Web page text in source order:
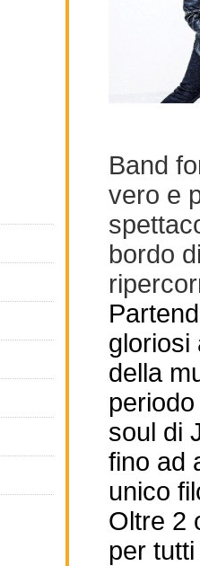
Band
vero e
bordo
gloriosi
della
soul di
fino ad
unico
Oltre 2
per tutti